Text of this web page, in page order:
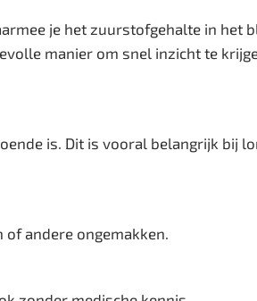
je het zuurstofgehalte in het
manier om snel inzicht te
is. Dit is vooral belangrijk bij
of andere ongemakken.